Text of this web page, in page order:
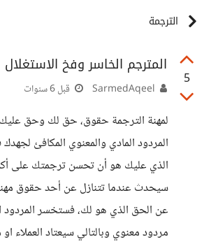
الترجمة
5
المترجم الخاسر وفخ الاستغلال
قبل 6 سنوات
لمهنة الترجمة حقوق، حق لك وحق
المردود المادي والمعنوي المكافئ
الذي عليك هو أن تحسن ترجمتك على
سيحدث عندما تتنازل عن أحد حقوق
عن الحق الذي هو لك، فستخسر المردود
مردود معنوي وبالتالي سيعتاد العملاء